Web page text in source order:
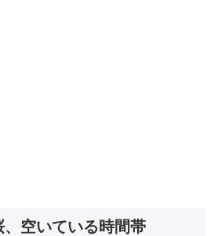
空いている時間帯